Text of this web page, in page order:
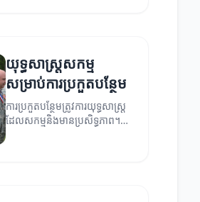
យុទ្ធសាស្ត្រសកម្ម
សម្រាប់ការប្រកួតបន្ថែម
ការប្រកួតបន្ថែមត្រូវការយុទ្ធសាស្ត្រ
ដែលសកម្មនិងមានប្រសិទ្ធភាព។
នៅក្នុងអត្ថបទនេះយើងនឹង